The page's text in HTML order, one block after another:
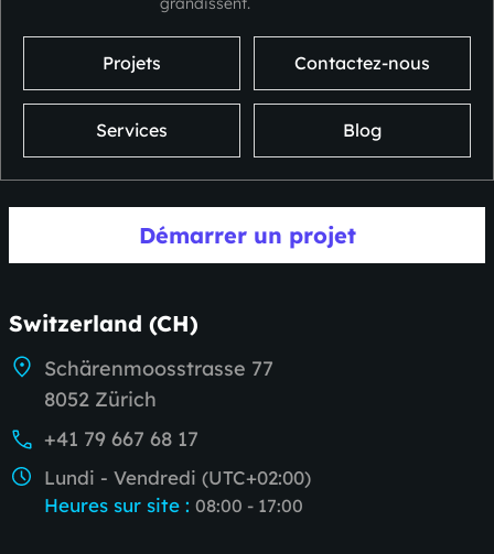
Projets Contactez-nous
Services Blog
Démarrer un projet
Switzerland (CH)
Schärenmoosstrasse 77
8052 Zürich
+41 79 667 68 17
Lundi - Vendredi (UTC+02:00)
Heures sur site : 08:00 - 17:00